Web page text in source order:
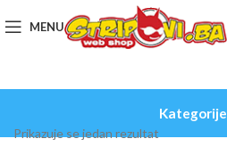
MENU
Kategorije
Prikazuje se jedan rezultat